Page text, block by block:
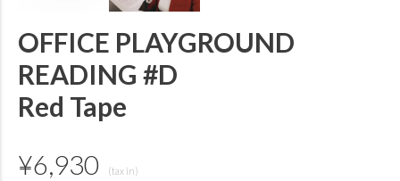
OFFICE PLAYGROUND
READING #D
Red Tape
¥6,930